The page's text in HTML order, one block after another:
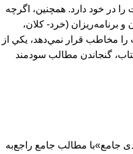
در خود دارد. همچنین، اگرچه
برنامه‌ريزان (خرد- كلان،
مخاطب قرار نمي‌دهد، يكي از
گنجاندن مطالب سودمند
جامع»با مطالب جامع راجع‌به